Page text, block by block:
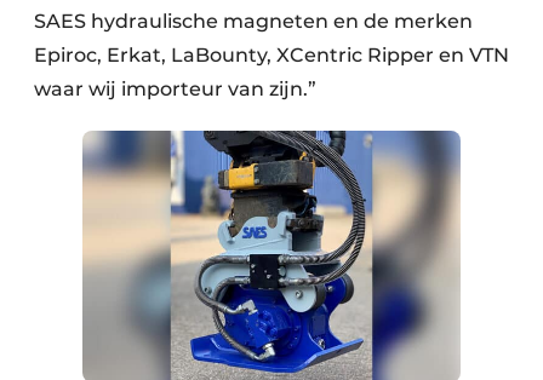
SAES hydraulische magneten en de merken
Epiroc, Erkat, LaBounty, XCentric Ripper en VTN
waar wij importeur van zijn.”